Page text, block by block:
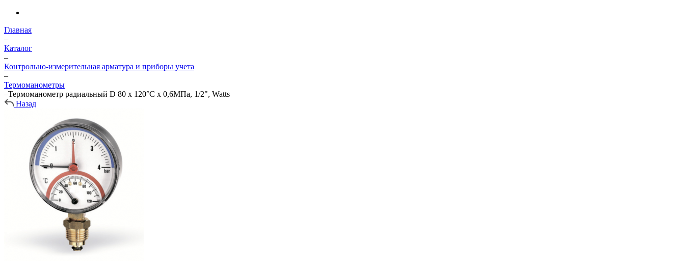
Главная
–
Каталог
–
Контрольно-измерительная арматура и приборы учета
–
Термоманометры
–Термоманометр радиальный D 80 х 120°С х 0,6МПа, 1/2", Watts
Назад